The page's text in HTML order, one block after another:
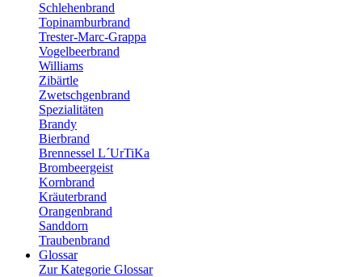
Schlehenbrand
Topinamburbrand
Trester-Marc-Grappa
Vogelbeerbrand
Williams
Zibärtle
Zwetschgenbrand
Spezialitäten
Brandy
Bierbrand
Brennessel L´UrTiKa
Brombeergeist
Kornbrand
Kräuterbrand
Orangenbrand
Sanddorn
Traubenbrand
Glossar
Zur Kategorie Glossar